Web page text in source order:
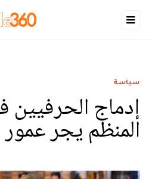
سياسة
إدماج الحرفيين
المنظم يجر عمور